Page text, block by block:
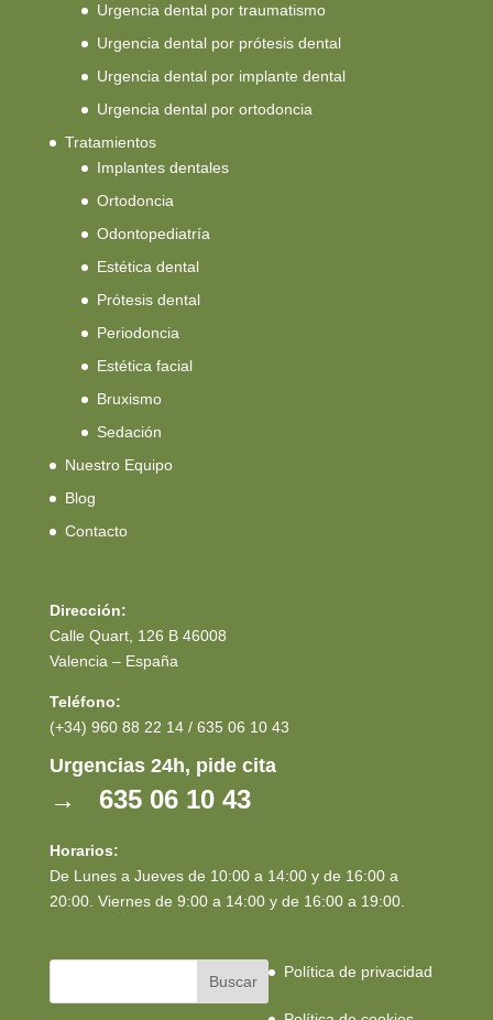
Urgencia dental por traumatismo
Urgencia dental por prótesis dental
Urgencia dental por implante dental
Urgencia dental por ortodoncia
Tratamientos
Implantes dentales
Ortodoncia
Odontopediatría
Estética dental
Prótesis dental
Periodoncia
Estética facial
Bruxismo
Sedación
Nuestro Equipo
Blog
Contacto
Dirección:
Calle Quart, 126 B 46008
Valencia – España
Teléfono:
(+34) 960 88 22 14 / 635 06 10 43
Urgencias 24h, pide cita
→ 635 06 10 43
Horarios:
De Lunes a Jueves de 10:00 a 14:00 y de 16:00 a
20:00. Viernes de 9:00 a 14:00 y de 16:00 a 19:00.
Política de privacidad